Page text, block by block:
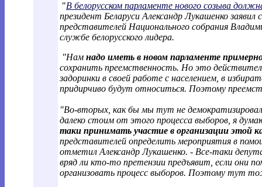
"В белорусском парламенте нового созыва
президент Беларуси Александр Лукашенко
представителей Национального собрания
службе белорусского лидера.
"Нам надо иметь в новом парламенте
сохранить преемственность. Но это
задоринки в своей работе с населением, в
придирчиво будут относиться. Поэтому
"Во-вторых, как бы мы тут не
далеко стоим от этого процесса выборов, я
таки принимать участие в организации этой
представителей определить мероприятия в
отметил Александр Лукашенко. - Все-таки
вряд ли кто-то претензии предъявит, если они
организовать процесс выборов. Поэтому тут